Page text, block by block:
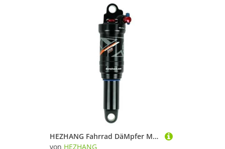
HEZHANG Fahrrad DäMpfer MTB Hinten Stoßdämpfer Fahrrad 165/190/200mm Anwendbar for Trail Mountainbike(190mm)
von HEZHANG